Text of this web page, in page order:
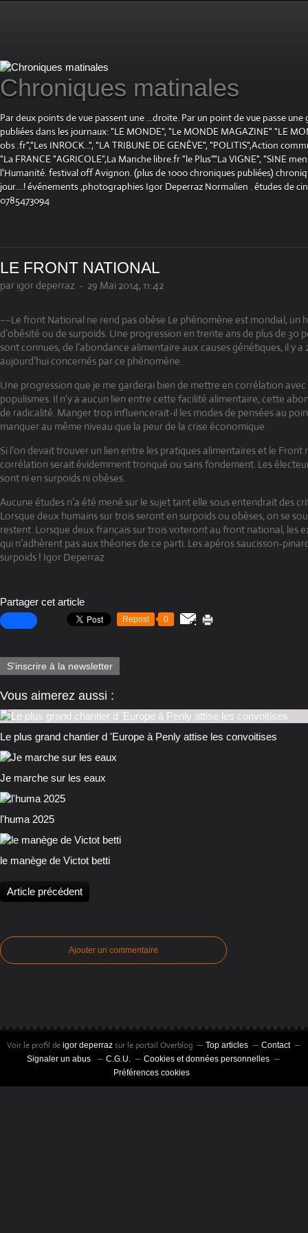
Chroniques matinales
Par deux points de vue passent une ...droite. Par un point de vue passe
publiées dans les journaux: "LE MONDE", "Le MONDE MAGAZINE" "LE
obs .fr","Les INROCK...", "LA TRIBUNE DE GENÈVE", "POLITIS",Action
"La FRANCE "AGRICOLE",La Manche libre.fr "le Plus"."La VIGNE", "SINE
l'Humanité. festival off Avignon. (plus de 1000 chroniques publiées)
jour....! événements ,photographies Igor Deperraz Normalien . études de
0785473094
LE FRONT NATIONAL
par igor deperraz - 29 Mai 2014, 11:42
~~Le front National ne rend pas obèse Le phénomène est mondial, un
d’obésité ou de surpoids. Une progression en trente ans de plus de 30
sont connues, de l’abondance alimentaire aux causes génétiques, il y a
aujourd’hui concernés par ce phénomène.
Une progression que je me garderai bien de mettre en corrélation
populismes. Il n’y a aucun lien entre cette facilité alimentaire, cette
de radicalité. Manger trop influencerait-il les modes de pensées au
manquer au même niveau que la peur de la crise économique.
Si l’on devait trouver un lien entre les pratiques alimentaires et le
corrélation serait évidemment tronqué ou sans fondement. Les
sont ni en surpoids ni obèses.
Aucune études n’a été mené sur le sujet tant elle sous entendrait des
Lorsque deux humains sur trois seront en surpoids ou obèses, on se
restent. Lorsque deux français sur trois voteront au front national, les
qui n’adhèrent pas aux théories de ce parti. Les apéros saucisson-
surpoids ! Igor Deperraz
Partager cet article
Repost 0
S'inscrire à la newsletter
Vous aimerez aussi :
Le plus grand chantier d 'Europe à Penly attise les convoitises
Je marche sur les eaux
l'huma 2025
le manège de Victot betti
Article précédent
Ajouter un commentaire
Voir le profil de igor deperraz sur le portail Overblog Top articles
Contact
Signaler un abus
C.G.U.
Cookies et données personnelles
Préférences cookies